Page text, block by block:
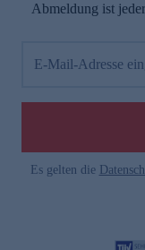
Abmeldung ist
E-Mail-Adresse
Es gelten die